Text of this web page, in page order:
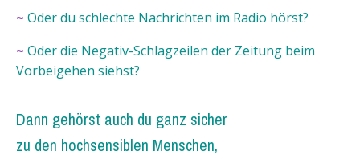
~ Oder du schlechte Nachrichten im Radio hörst?
~ Oder die Negativ-Schlagzeilen der Zeitung beim
Vorbeigehen siehst?
Dann gehörst auch du ganz sicher
zu den hochsensiblen Menschen,